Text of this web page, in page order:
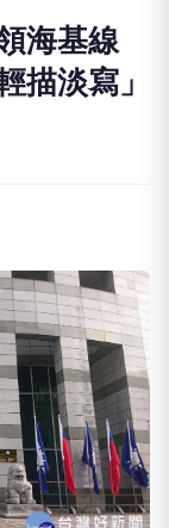
海基線
描淡寫」